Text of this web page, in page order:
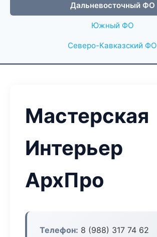
Дальневосточный ФО
Южный ФО
Северо-Кавказский ФО
Мастерская
Интерьер
АрхПро
Телефон: 8 (988) 317 74 62